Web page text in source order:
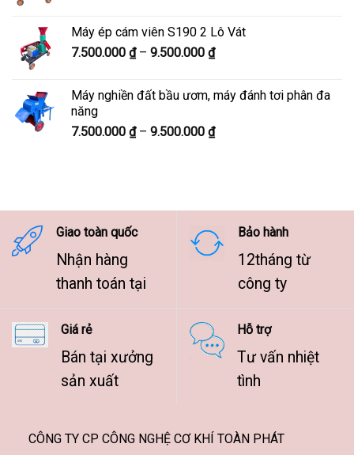
8.300.000 ₫
Máy ép cám viên S190 2 Lô Vát
7.500.000 ₫ – 9.500.000 ₫Khoảng
7.500.000 ₫
9.500.000 ₫
Máy nghiền đất bầu ươm, máy đánh tơi phân đa
năng
7.500.000 ₫ – 9.500.000 ₫Khoảng
9.500.000 ₫
Giao toàn quốc
Nhận hàng
thanh toán tại
Bảo hành
12tháng từ
công ty
Giá rẻ
Bán tại xưởng
sản xuất
Hỗ trợ
Tư vấn nhiệt
tình
CÔNG TY CP CÔNG NGHỆ CƠ KHÍ TOÀN PHÁT